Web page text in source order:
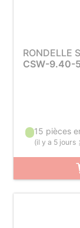
RONDELLE
CSW-9.40-
15 pièces
(il y a 5 jours